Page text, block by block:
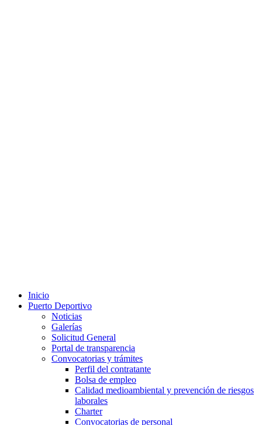
Inicio
Puerto Deportivo
Noticias
Galerías
Solicitud General
Portal de transparencia
Convocatorias y trámites
Perfil del contratante
Bolsa de empleo
Calidad medioambiental y prevención de riesgos
laborales
Charter
Convocatorias de personal